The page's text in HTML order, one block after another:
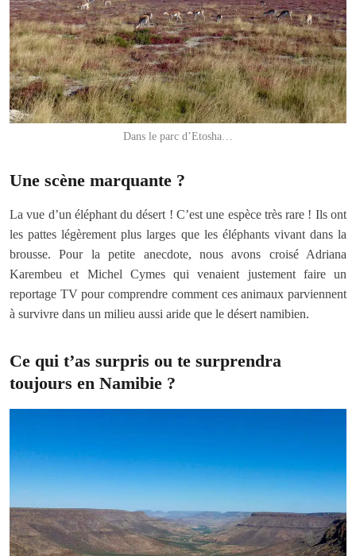
Dans le parc d’Etosha…
Une scène marquante ?
La vue d’un éléphant du désert ! C’est une espèce très rare ! Ils ont
les pattes légèrement plus larges que les éléphants vivant dans la
brousse. Pour la petite anecdote, nous avons croisé Adriana
Karembeu et Michel Cymes qui venaient justement faire un
reportage TV pour comprendre comment ces animaux parviennent
à survivre dans un milieu aussi aride que le désert namibien.
Ce qui t’as surpris ou te surprendra
toujours en Namibie ?